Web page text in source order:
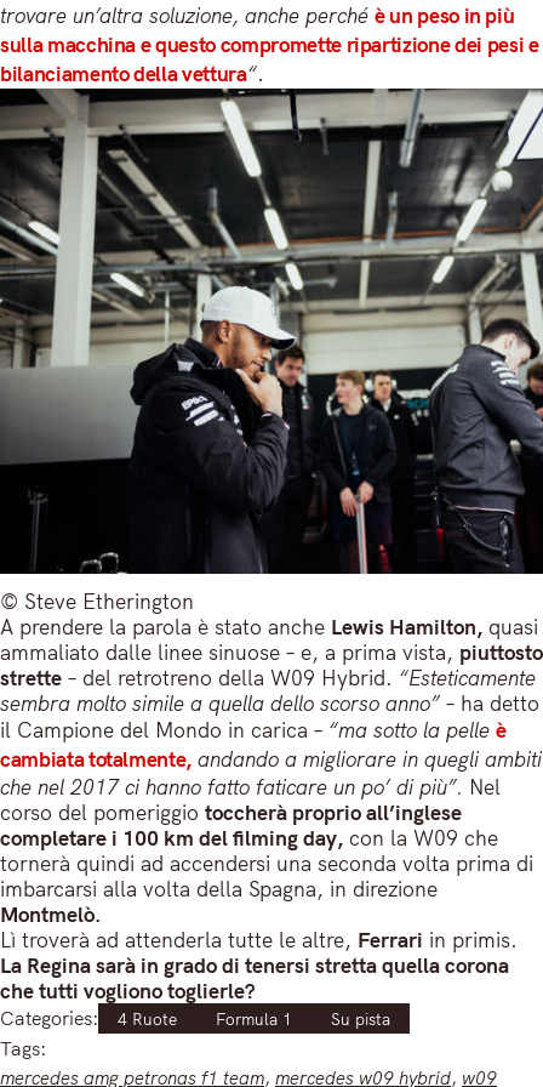
trovare un’altra soluzione, anche perché è un peso in più
sulla macchina e questo compromette ripartizione dei pesi e
bilanciamento della vettura“.
© Steve Etherington
A prendere la parola è stato anche Lewis Hamilton, quasi
ammaliato dalle linee sinuose – e, a prima vista, piuttosto
strette – del retrotreno della W09 Hybrid. “Esteticamente
sembra molto simile a quella dello scorso anno” – ha detto
il Campione del Mondo in carica – “ma sotto la pelle è
cambiata totalmente, andando a migliorare in quegli ambiti
che nel 2017 ci hanno fatto faticare un po’ di più”. Nel
corso del pomeriggio toccherà proprio all’inglese
completare i 100 km del filming day, con la W09 che
tornerà quindi ad accendersi una seconda volta prima di
imbarcarsi alla volta della Spagna, in direzione
Montmelò.
Lì troverà ad attenderla tutte le altre, Ferrari in primis.
La Regina sarà in grado di tenersi stretta quella corona
che tutti vogliono toglierle?
Categories: 4 Ruote Formula 1 Su pista
Tags:
mercedes amg petronas f1 team, mercedes w09 hybrid, w09